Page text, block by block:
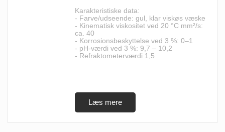
Karakteristiske data:
- Farve/udseende: gul, klar viskøs væske
- Kinematisk viskositet ved 20 °C mm²/s:
ca. 40
- Korrosionsbeskyttelse ved 3 %: 0–1
- pH-værdi ved 3 %: 9,7 – 10,2
- Refraktometerværdi 1,5